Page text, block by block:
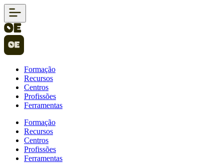
Formação
Recursos
Centros
Profissões
Ferramentas
Formação
Recursos
Centros
Profissões
Ferramentas